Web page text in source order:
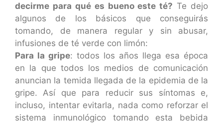
decirme para qué es bueno este té? Te dejo
algunos de los básicos que conseguirás
tomando, de manera regular y sin abusar,
infusiones de té verde con limón:
Para la gripe: todos los años llega esa época
en la que todos los medios de comunicación
anuncian la temida llegada de la epidemia de la
gripe. Así que para reducir sus síntomas e,
incluso, intentar evitarla, nada como reforzar el
sistema inmunológico tomando esta bebida